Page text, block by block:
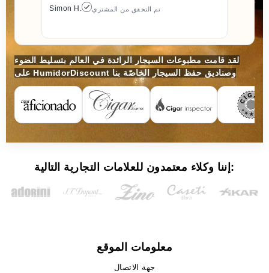
Simon H. تم التحقق من المشتري
لقد قامت مطبوعات السيجار الرائدة في العالم بتسليط الضوء
على HumidorDiscount وصناديق حفظ السيجار الخاصّة بنا
إننا وكلاء معتمدون للعلامات التجارية التالية:
معلومات الموقع
جهة الاتصال